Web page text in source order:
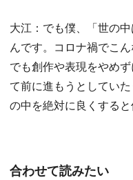
大江：でも僕、「世の
んです。コロナ禍でこ
でも創作や表現をやめ
て前に進もうとしてい
の中を絶対に良くすると
合わせて読みたい